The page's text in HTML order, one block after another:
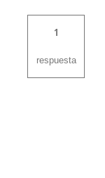
1
respuesta